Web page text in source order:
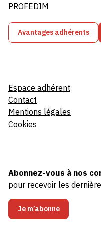
PROFEDIM
Avantages adhérents
Espace adhérent
Contact
Mentions légales
Cookies
Abonnez-vous à nos
pour recevoir les
Je m’abonne